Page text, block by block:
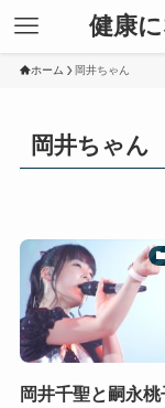
健康
ホーム 岡井ちゃん
岡井ちゃん
岡井千聖と嗣永桃